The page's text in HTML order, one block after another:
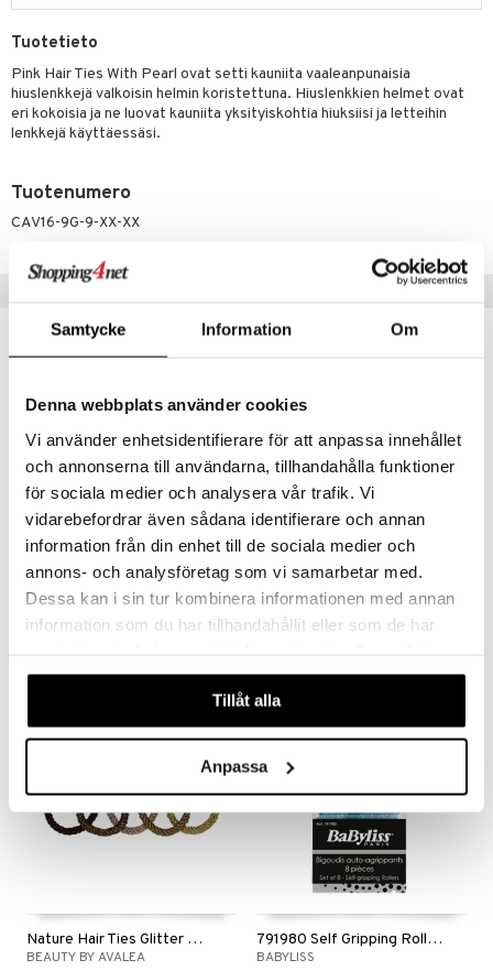
Samtycke Information Om
Denna webbplats använder cookies
Vi använder enhetsidentifierare för att anpassa innehållet
och annonserna till användarna, tillhandahålla funktioner
för sociala medier och analysera vår trafik. Vi
vidarebefordrar även sådana identifierare och annan
information från din enhet till de sociala medier och
annons- och analysföretag som vi samarbetar med.
Dessa kan i sin tur kombinera informationen med annan
information som du har tillhandahållit eller som de har
våra cookies vid fortsatt användande av vår webbplats.
Tillåt alla
Anpassa
Tuotetieto
Pink Hair Ties With Pearl ovat setti kauniita vaaleanpunaisia
hiuslenkkejä valkoisin helmin koristettuna. Hiuslenkkien helmet ovat
eri kokoisia ja ne luovat kauniita yksityiskohtia hiuksiisi ja letteihin
lenkkejä käyttäessäsi.
Tuotenumero
CAV16-9G-9-XX-XX
Scrunchie
BEAUTY BY AVALEA
1,90 €
BLAX
alk.5,21 € 6,95 €)
Nature Hair Ties Glitter With Pearl
BEAUTY BY AVALEA
791980 Self Gripping Rollers
BABYLISS
hoito
& saippuat
hoito
& saippuat
1: Puhdistus
2: Kirkastus
ja Vartalonhoito
ja naamiot
Huulten Hoito
Elixir
Happy
Happy For Men
& Soujaus
& Ihonpuhdistus
& vastauksia